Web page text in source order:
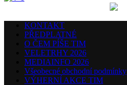
KONTAKT
PŘEDPLATNÉ
O ČEM PÍŠE TIM
VELETRHY 2026
MEDIAINFO 2026
Všeobecné obchodní podmínky
VÝHERNÍ AKCE TIM